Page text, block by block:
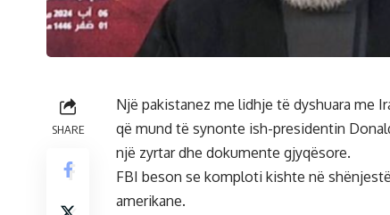
SHARE
Një pakistanez me lidhje të dyshuara me
që mund të synonte ish-presidentin
një zyrtar dhe dokumente gjyqësore.
FBI beson se komploti kishte në
amerikane.